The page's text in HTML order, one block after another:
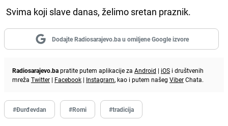
Svima koji slave danas, želimo sretan praznik.
Dodajte Radiosarajevo.ba u omiljene Google izvore
Radiosarajevo.bapratite putem aplikacije za Android | iOS i društvenih
mreža Twitter | Facebook | Instagram, kao i putem našeg ViberChata.
#Đurđevdan #Romi #tradicija